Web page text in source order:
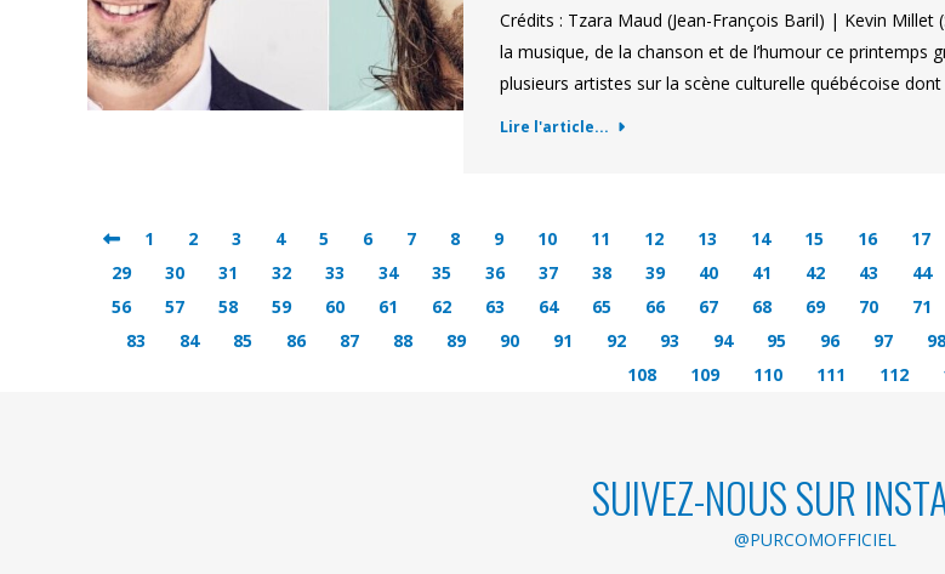
Crédits : Tzara Maud (Jean-François Baril) | Kevin
la musique, de la chanson et de l’humour ce printemps
plusieurs artistes sur la scène culturelle québécoise
Lire l'article...
1 2 3 4 5 6 7 8 9 10 11 12 13 14 15 16 17
29
30 31 32 33 34 35 36 37 38 39 40 41 42 43 44
56
57 58 59 60 61 62 63 64 65 66 67 68 69 70 71
83
84 85 86 87 88 89 90 91 92 93 94 95 96 97 98
108
109 110 111 112
SUIVEZ-NOUS SUR
@PURCOMOFFICIEL